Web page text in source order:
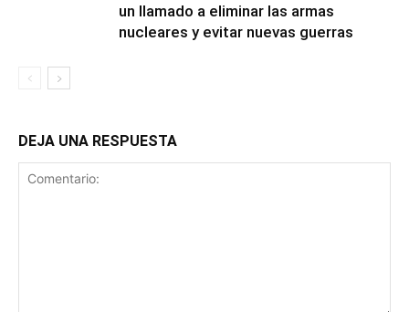
un llamado a eliminar las armas
nucleares y evitar nuevas guerras
DEJA UNA RESPUESTA